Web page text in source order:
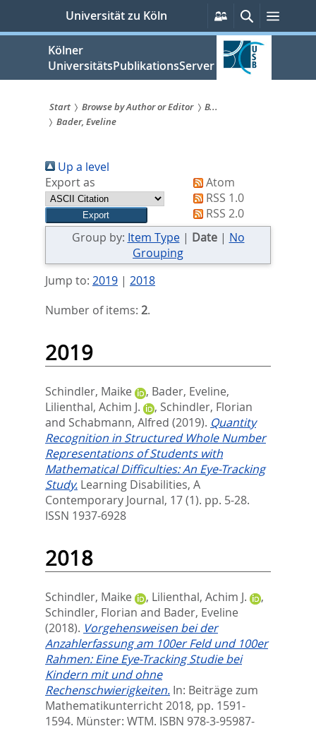
springen
Universität zu Köln
Persönliche
Services
Suche
Kölner
UniversitätsPublikationsServer
Sie
sind
hier:
Start Browse by Author or Editor
B...
Bader, Eveline
Up a level
Export as
Atom
RSS 1.0
RSS 2.0
Group by: Item Type| Date| No
Grouping
Jump to: 2019| 2018
Number of items: 2.
2019
Schindler, Maike , Bader, Eveline,
Lilienthal, Achim J.
, Schindler, Florian
and Schabmann, Alfred (2019). Quantity
Recognition in Structured Whole Number
Representations of Students with
Mathematical Difficulties: An Eye-Tracking
Study. Learning Disabilities, A
Contemporary Journal, 17 (1). pp. 5-28.
ISSN 1937-6928
2018
Schindler, Maike , Lilienthal, Achim J.
,
Schindler, Florian and Bader, Eveline
(2018). Vorgehensweisen bei der
Anzahlerfassung am 100er Feld und 100er
Rahmen: Eine Eye-Tracking Studie bei
Kindern mit und ohne
Rechenschwierigkeiten. In: Beiträge zum
Mathematikunterricht 2018, pp. 1591-
1594. Münster: WTM. ISBN 978-3-95987-